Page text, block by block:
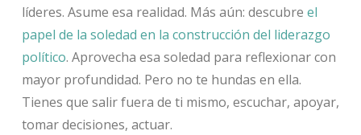
líderes. Asume esa realidad. Más aún: descubre el
papel de la soledad en la construcción del liderazgo
político. Aprovecha esa soledad para reflexionar con
mayor profundidad. Pero no te hundas en ella.
Tienes que salir fuera de ti mismo, escuchar, apoyar,
tomar decisiones, actuar.